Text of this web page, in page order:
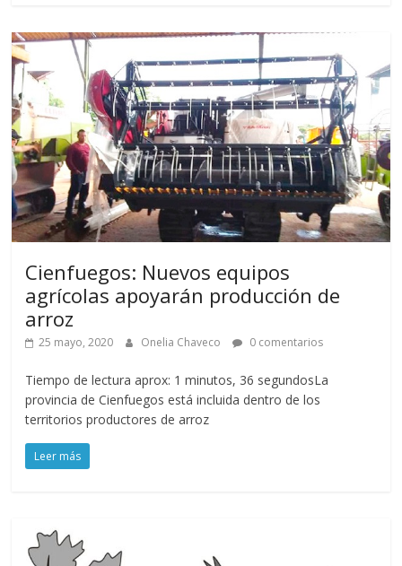
Cienfuegos: Nuevos equipos
agrícolas apoyarán producción de
arroz
25 mayo, 2020 Onelia Chaveco 0 comentarios
Tiempo de lectura aprox: 1 minutos, 36 segundosLa
provincia de Cienfuegos está incluida dentro de los
territorios productores de arroz
Leer más